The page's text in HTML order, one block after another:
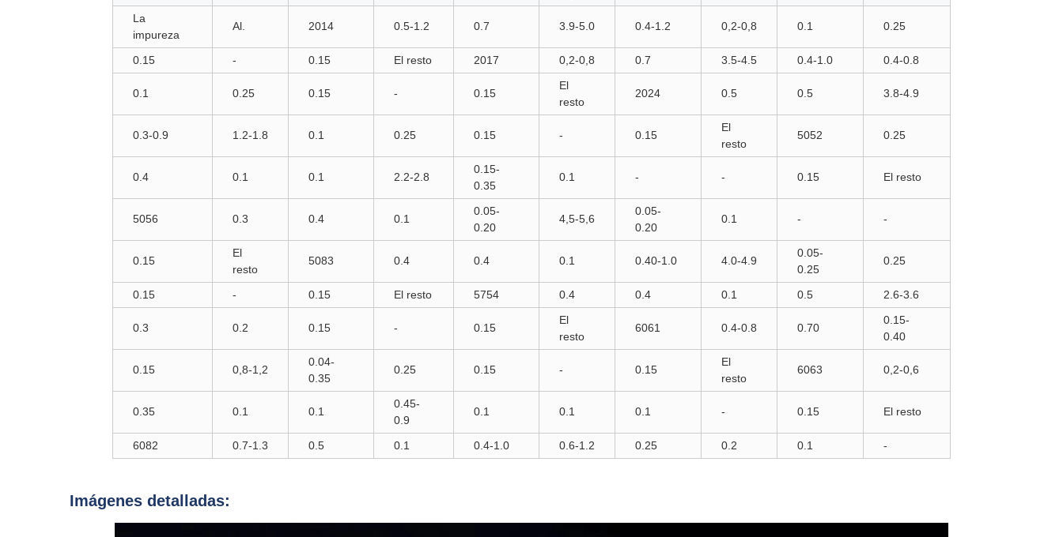
La
impureza
Al. 2014 0.5-1.2 0.7 3.9-5.0 0.4-1.2 0,2-0,8 0.1 0.25
0.15 - 0.15 El resto 2017 0,2-0,8 0.7 3.5-4.5 0.4-1.0 0.4-0.8
0.1 0.25 0.15 - 0.15
El
resto
2024 0.5 0.5 3.8-4.9
0.3-0.9 1.2-1.8 0.1 0.25 0.15 - 0.15
El
resto
5052 0.25
0.4 0.1 0.1 2.2-2.8
0.15-
0.35
0.1 - - 0.15 El resto
5056 0.3 0.4 0.1
0.05-
0.20
4,5-5,6
0.05-
0.20
0.1 - -
0.15
El
resto
5083 0.4 0.4 0.1 0.40-1.0 4.0-4.9
0.05-
0.25
0.25
0.15 - 0.15 El resto 5754 0.4 0.4 0.1 0.5 2.6-3.6
0.3 0.2 0.15 - 0.15
El
resto
6061 0.4-0.8 0.70
0.15-
0.40
0.15 0,8-1,2
0.04-
0.35
0.25 0.15 - 0.15
El
resto
6063 0,2-0,6
0.35 0.1 0.1
0.45-
0.9
0.1 0.1 0.1 - 0.15 El resto
6082 0.7-1.3 0.5 0.1 0.4-1.0 0.6-1.2 0.25 0.2 0.1 -
Imágenes detalladas: